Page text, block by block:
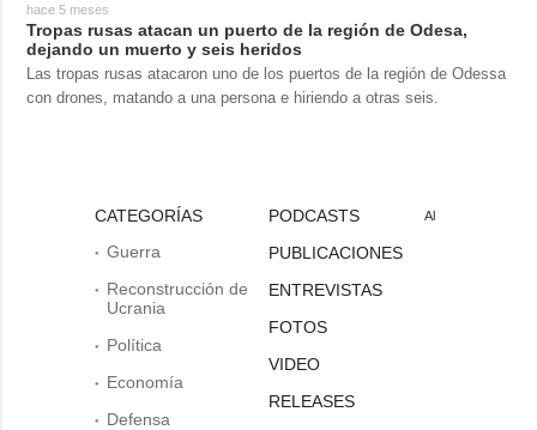
hace 5 meses
Tropas rusas atacan un puerto de la región de Odesa,
dejando un muerto y seis heridos
Las tropas rusas atacaron uno de los puertos de la región de Odessa
con drones, matando a una persona e hiriendo a otras seis.
CATEGORÍAS
Guerra
Reconstrucción de
Ucrania
Política
Economía
Defensa
PODCASTS
PUBLICACIONES
ENTREVISTAS
FOTOS
VIDEO
RELEASES
Al